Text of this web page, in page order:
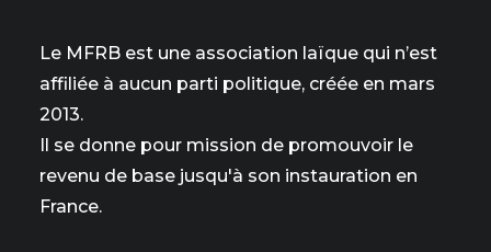
Le MFRB est une association laïque qui n’est
affiliée à aucun parti politique, créée en mars
2013.
Il se donne pour mission de promouvoir le
revenu de base jusqu'à son instauration en
France.